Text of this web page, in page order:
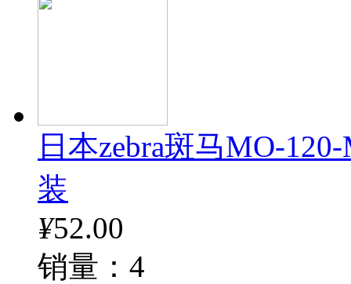
日本zebra斑马MO-
装
¥52.00
销量：4